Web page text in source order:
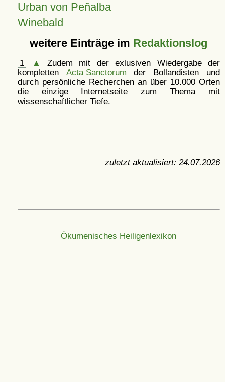
Urban von Peñalba
Winebald
weitere Einträge im Redaktionslog
1 ▲
Zudem mit der exlusiven Wiedergabe der
kompletten Acta Sanctorum der Bollandisten und
durch persönliche Recherchen an über 10.000 Orten
die einzige Internetseite zum Thema mit
wissenschaftlicher Tiefe.
zuletzt aktualisiert: 24.07.2026
Ökumenisches Heiligenlexikon